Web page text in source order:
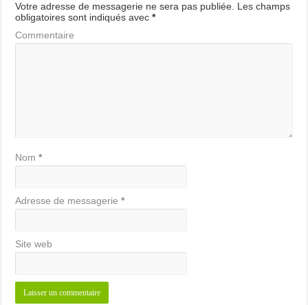
Votre adresse de messagerie ne sera pas publiée. Les champs
obligatoires sont indiqués avec*
Commentaire
Nom*
Adresse de messagerie*
Site web